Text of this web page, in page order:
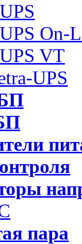
On-
VT
UPS
пара